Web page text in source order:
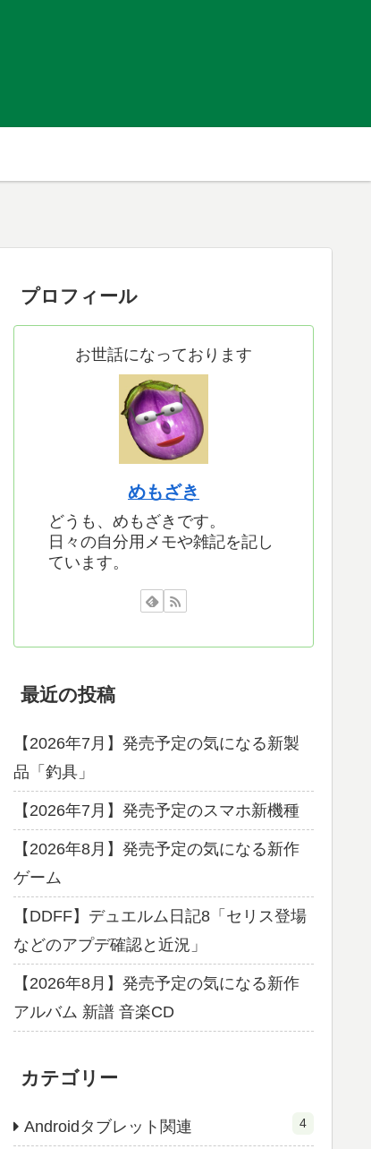
プロフィール
お世話になっております
めもざき
どうも、めもざきです。
日々の自分用メモや雑記を記し
ています。
最近の投稿
【2026年7月】発売予定の気になる新製
品「釣具」
【2026年7月】発売予定のスマホ新機種
【2026年8月】発売予定の気になる新作
ゲーム
【DDFF】デュエルム日記8「セリス登場
などのアプデ確認と近況」
【2026年8月】発売予定の気になる新作
アルバム 新譜 音楽CD
カテゴリー
Androidタブレット関連 4